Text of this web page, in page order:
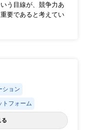
う目線が、競争力あ
要であると考えてい
ション
トフォーム